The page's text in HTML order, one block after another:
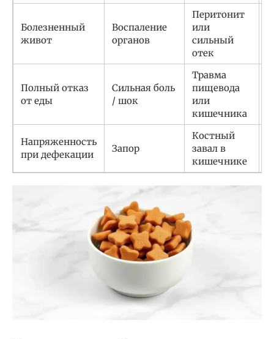
Болезненный
живот
Воспаление
органов
Перитонит
или
сильный
отек
Полный отказ
от еды
Сильная боль
/ шок
Травма
пищевода
или
кишечника
Напряженность
при дефекации
Запор
Костный
завал в
кишечнике